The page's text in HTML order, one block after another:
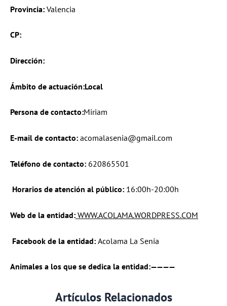
Provincia: Valencia
CP:
Dirección:
Ámbito de actuación:Local
Persona de contacto:Miriam
E-mail de contacto: acomalasenia@gmail.com
Teléfono de contacto: 620865501
Horarios de atención al público: 16:00h-20:00h
Web de la entidad: WWW.ACOLAMA.WORDPRESS.COM
Facebook de la entidad: Acolama La Senia
Animales a los que se dedica la entidad:————
Artículos Relacionados